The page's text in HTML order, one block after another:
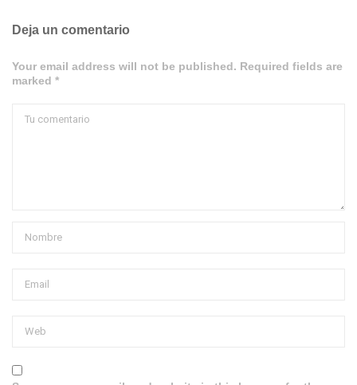
Deja un comentario
Your email address will not be published. Required fields are
marked *